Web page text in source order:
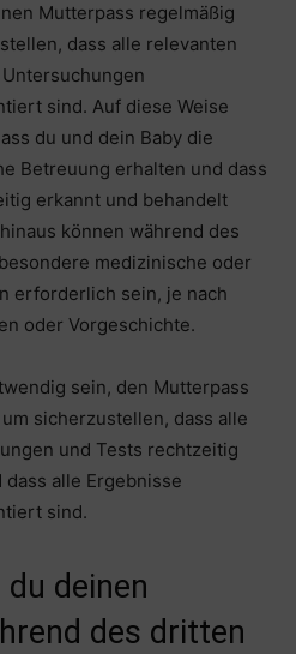
Mutterpass regelmäßig
dass alle relevanten
sind. Auf diese Weise
du und dein Baby die
Betreuung erhalten und dass
erkannt und behandelt
können während des
medizinische oder
erforderlich sein, je nach
oder Vorgeschichte.
sein, den Mutterpass
sicherzustellen, dass alle
und Tests rechtzeitig
alle Ergebnisse
sind.
deinen
des dritten